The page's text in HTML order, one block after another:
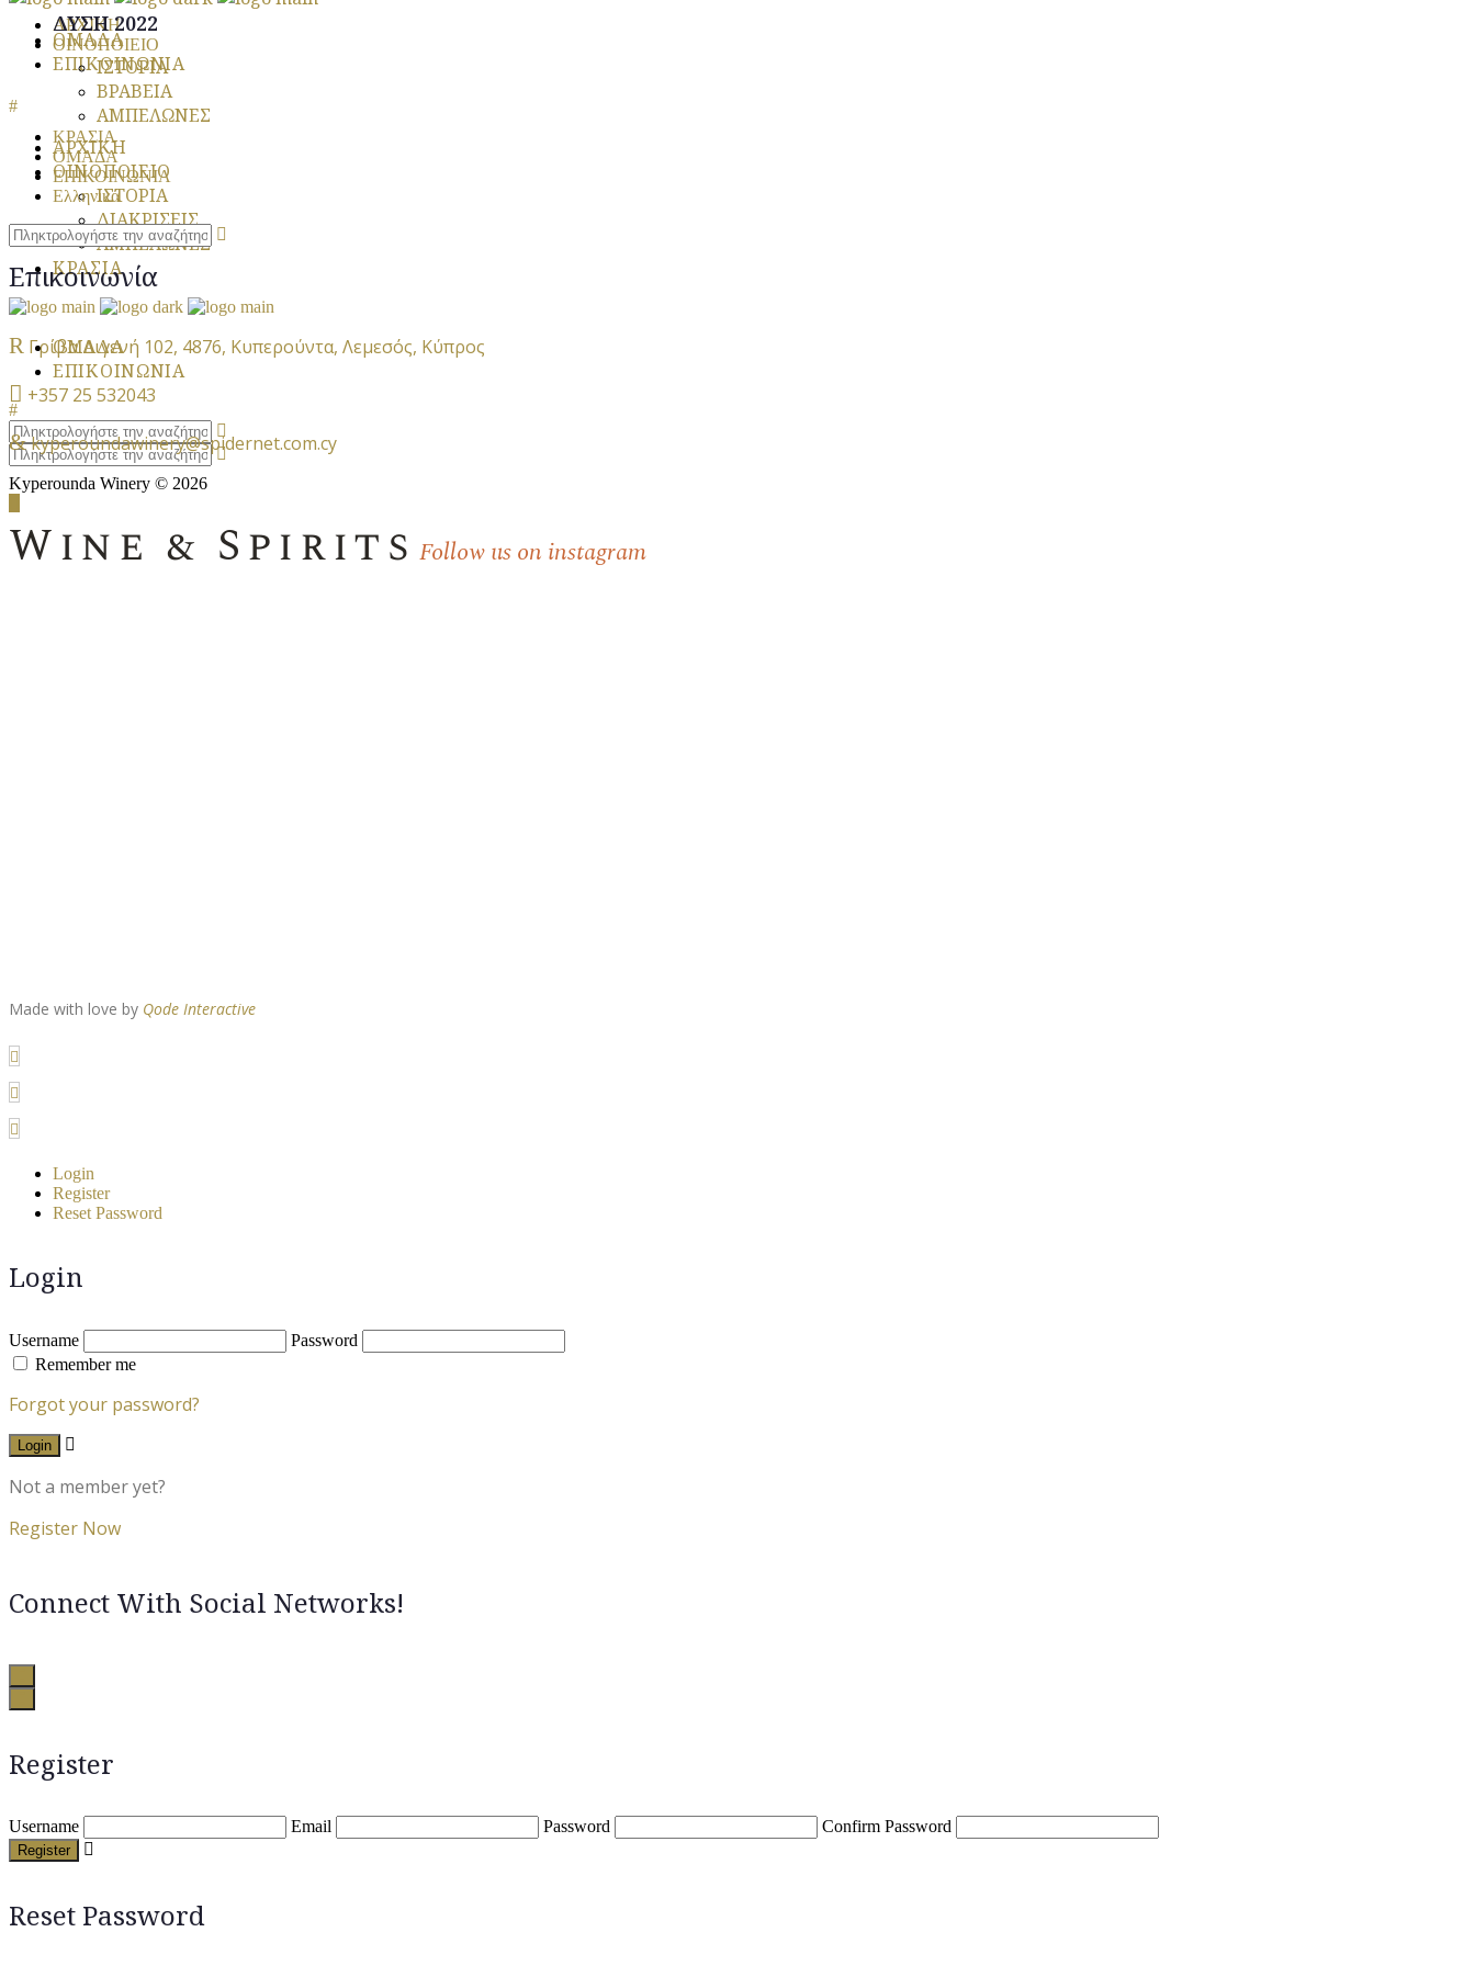
ΟΜΑΔΑ
ΕΠΙΚΟΙΝΩΝΙΑ
ΑΡΧΙΚΗ
ΟΙΝΟΠΟΙΕΙΟ
ΙΣΤΟΡΙΑ
ΔΙΑΚΡΙΣΕΙΣ
ΑΜΠΕΛΩΝΕΣ
ΚΡΑΣΙΑ
ΟΜΑΔΑ
ΕΠΙΚΟΙΝΩΝΙΑ
ΑΡΧΙΚΗ
ΟΙΝΟΠΟΙΕΙΟ
ΙΣΤΟΡΙΑ
ΒΡΑΒΕΙΑ
ΑΜΠΕΛΩΝΕΣ
ΚΡΑΣΙΑ
ΟΜΑΔΑ
ΕΠΙΚΟΙΝΩΝΙΑ
Ελληνικά
ΔΥΣΗ 2022
Επικοινωνία
Γρίβα Διγενή 102, 4876, Κυπερούντα, Λεμεσός, Κύπρος
+357 25 532043
kyperoundawinery@spidernet.com.cy
Kyperounda Winery © 2026
Wine & Spirits Follow us on instagram
Made with love by Qode Interactive
Login
Register
Reset Password
Login
Username
Password
Remember me
Forgot your password?
Login
Not a member yet?
Register Now
Connect With Social Networks!
Register
Username Email Password Confirm Password
Register
Reset Password